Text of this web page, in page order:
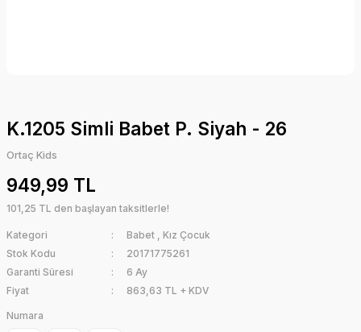
K.1205 Simli Babet P. Siyah - 26
Ortaç Kids
949,99 TL
101,25 TL den başlayan taksitlerle!
Kategori Babet , Kız Çocuk
Stok Kodu
20171775261
Garanti Süresi
6 Ay
Fiyat
863,63 TL + KDV
Numara